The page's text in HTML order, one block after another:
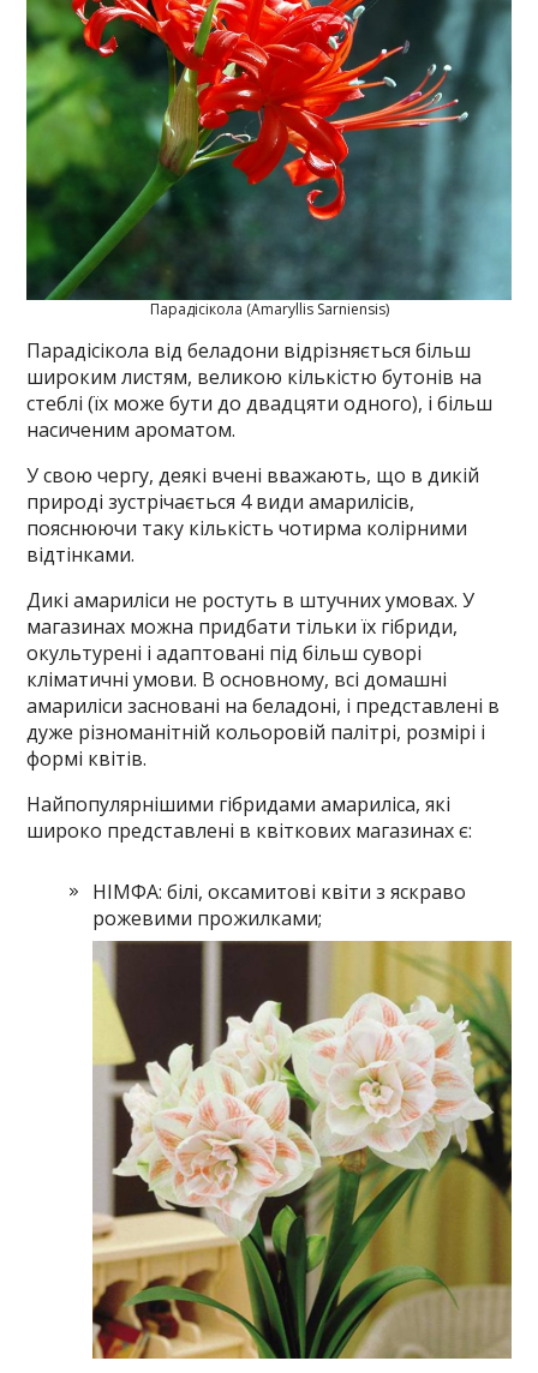
Парадісікола (Amaryllis Sarniensis)
Парадісікола від беладони відрізняється більш
широким листям, великою кількістю бутонів на
стеблі (їх може бути до двадцяти одного), і більш
насиченим ароматом.
У свою чергу, деякі вчені вважають, що в дикій
природі зустрічається 4 види амарилісів,
пояснюючи таку кількість чотирма колірними
відтінками.
Дикі амариліси не ростуть в штучних умовах. У
магазинах можна придбати тільки їх гібриди,
окультурені і адаптовані під більш суворі
кліматичні умови. В основному, всі домашні
амариліси засновані на беладоні, і представлені в
дуже різноманітній кольоровій палітрі, розмірі і
формі квітів.
Найпопулярнішими гібридами амариліса, які
широко представлені в квіткових магазинах є:
НІМФА: білі, оксамитові квіти з яскраво
рожевими прожилками;